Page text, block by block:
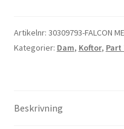
mängd
Artikelnr: 30309793-FALCON
Kategorier: Dam, Koftor, Part
Beskrivning